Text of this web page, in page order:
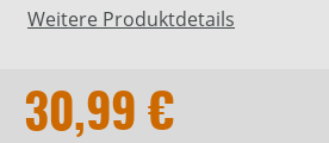
Weitere Produktdetails
30,99 €